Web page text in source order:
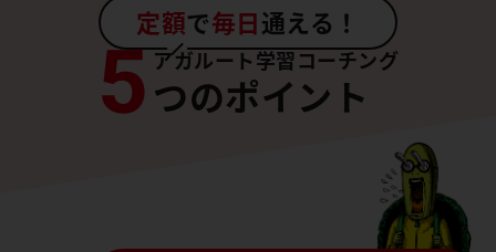
定額で毎日通える！
アガルート学習コーチング
5つのポイント